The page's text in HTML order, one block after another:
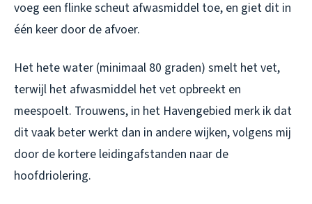
voeg een flinke scheut afwasmiddel toe, en giet dit in
één keer door de afvoer.
Het hete water (minimaal 80 graden) smelt het vet,
terwijl het afwasmiddel het vet opbreekt en
meespoelt. Trouwens, in het Havengebied merk ik dat
dit vaak beter werkt dan in andere wijken, volgens mij
door de kortere leidingafstanden naar de
hoofdriolering.